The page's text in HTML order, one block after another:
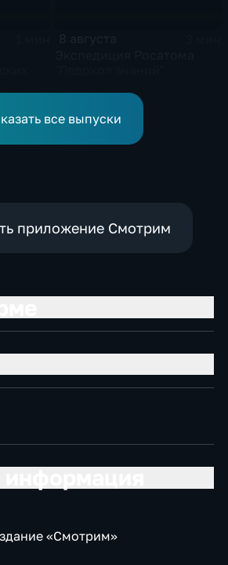
все выпуски
приложение Смотрим
«Смотрим»